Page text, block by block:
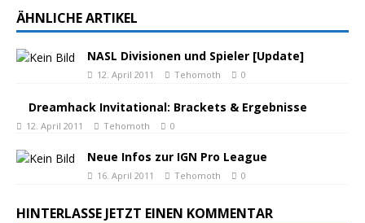
ÄHNLICHE ARTIKEL
NASL Divisionen und Spieler [Update]
12. April 2011 Tehomoth 0
Dreamhack Invitational: Brackets & Ergebnisse
12. April 2011 Tehomoth 0
Neue Infos zur IGN Pro League
16. April 2011 Tehomoth 0
HINTERLASSE JETZT EINEN KOMMENTAR